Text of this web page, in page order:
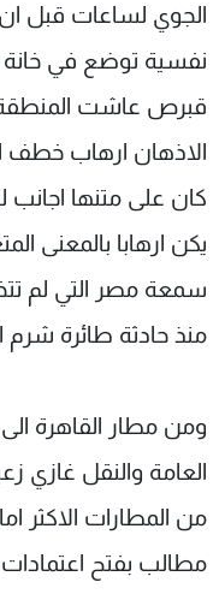
الجوي لساعات قبل
نفسية توضع في خانة
قبرص عاشت
الاذهان ارهاب خطف
كان على متنها اجانب
يكن ارهابا بالمعنى
سمعة مصر التي لم
منذ حادثة طائرة شرم
ومن مطار القاهرة
العامة والنقل غازي
من المطارات الاكثر
مطالب بفتح